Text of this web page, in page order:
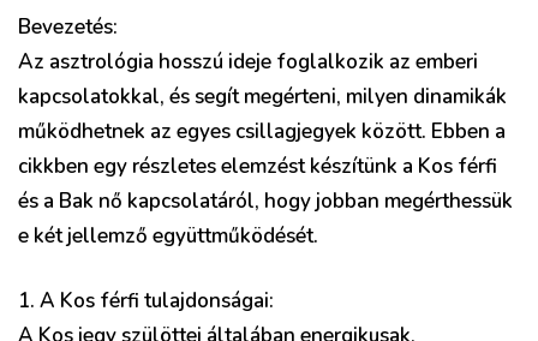
Bevezetés:
Az asztrológia hosszú ideje foglalkozik az emberi
kapcsolatokkal, és segít megérteni, milyen dinamikák
működhetnek az egyes csillagjegyek között. Ebben a
cikkben egy részletes elemzést készítünk a Kos férfi
és a Bak nő kapcsolatáról, hogy jobban megérthessük
e két jellemző együttműködését.
1. A Kos férfi tulajdonságai: